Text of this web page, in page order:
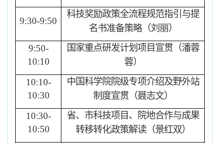
9:30-9:50
科技奖励政策全流程规范指引与提
名书准备策略（刘丽）
9:50-
10:10
国家重点研发计划项目宣贯（潘蓉
蓉）
10:10-
10:30
中国科学院院级专项介绍及野外站
制度宣贯（聂志文）
10:30-
10:50
省、市科技项目、院地合作与成果
转移转化政策解读（景红双）